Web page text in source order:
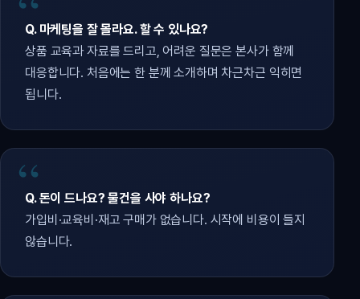
Q. 마케팅을 잘 몰라요. 할 수 있나요?
상품 교육과 자료를 드리고, 어려운 질문은 본사가 함께
대응합니다. 처음에는 한 분께 소개하며 차근차근 익히면
됩니다.
Q. 돈이 드나요? 물건을 사야 하나요?
가입비·교육비·재고 구매가 없습니다. 시작에 비용이 들지
않습니다.